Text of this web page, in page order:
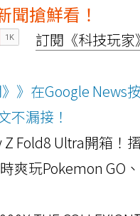
聞搶鮮看！
訂閱《科技玩家
》在Google News
不漏接！
Z Fold8 Ultra開箱！
爽玩Pokemon GO